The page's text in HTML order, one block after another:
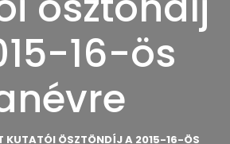
16-ös
KUTATÓI ÖSZTÖNDÍJ A 2015-16-ÖS